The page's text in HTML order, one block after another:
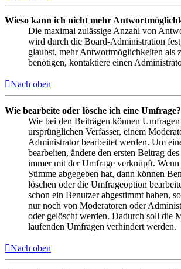
Wieso kann ich nicht mehr
Die maximal zulässige Anzahl von
wird durch die Board-Administration
glaubst, mehr Antwortmöglichkeiten als
benötigen, kontaktiere einen
Nach oben
Wie bearbeite oder lösche ich eine Umfrage?
Wie bei den Beiträgen können
ursprünglichen Verfasser, einem
Administrator bearbeitet werden. Um
bearbeiten, ändere den ersten Beitrag
immer mit der Umfrage verknüpft. Wenn
Stimme abgegeben hat, dann können
löschen oder die Umfrageoption
schon ein Benutzer abgestimmt haben,
nur noch von Moderatoren oder
oder gelöscht werden. Dadurch soll die
laufenden Umfragen verhindert werden.
Nach oben